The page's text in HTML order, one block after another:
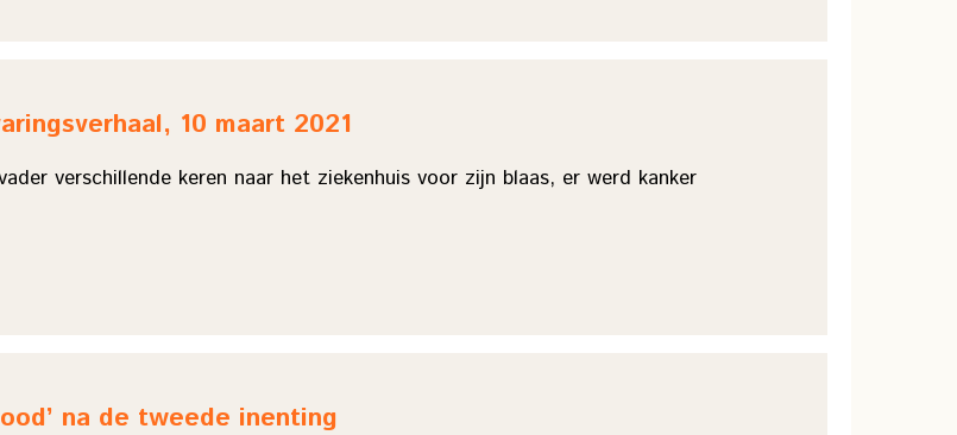
10 maart 2021
verschillende keren naar het ziekenhuis voor zijn blaas, er werd kanker
na de tweede inenting